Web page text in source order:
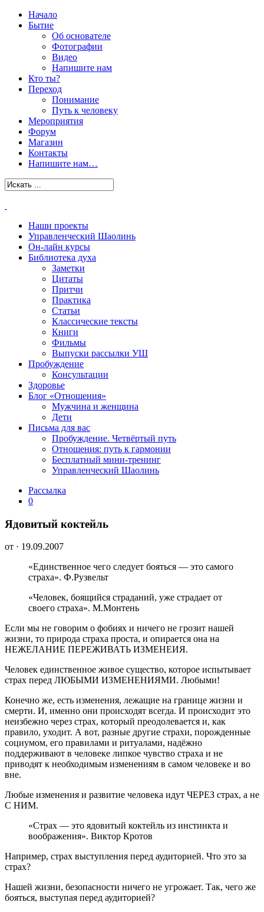
Начало
Бытие
Об основателе
Фотографии
Видео
Напишите нам
Кто ты?
Переход
Понимание
Путь к человеку
Мероприятия
Форум
Магазин
Контакты
Напишите нам…
Наши проекты
Управленческий Шаолинь
Он-лайн курсы
Библиотека духа
Заметки
Цитаты
Притчи
Практика
Статьи
Классические тексты
Книги
Фильмы
Выпуски рассылки УШ
Пробуждение
Консультации
Здоровье
Блог «Отношения»
Мужчина и женщина
Дети
Письма для вас
Пробуждение. Четвёртый путь
Отношения: путь к гармонии
Бесплатный мини-тренинг
Управленческий Шаолинь
Рассылка
0
Ядовитый коктейль
от · 19.09.2007
«Единственное чего следует бояться — это самого
страха». Ф.Рузвельт
«Человек, боящийся страданий, уже страдает от
своего страха». М.Монтень
Если мы не говорим о фобиях и ничего не грозит нашей
жизни, то природа страха проста, и опирается она на
НЕЖЕЛАНИЕ ПЕРЕЖИВАТЬ ИЗМЕНЕИЯ.
Человек единственное живое существо, которое испытывает
страх перед ЛЮБЫМИ ИЗМЕНЕНИЯМИ. Любыми!
Конечно же, есть изменения, лежащие на границе жизни и
смерти. И, именно они происходят всегда. И происходит это
неизбежно через страх, который преодолевается и, как
правило, уходит. А вот, разные другие страхи, порожденные
социумом, его правилами и ритуалами, надёжно
поддерживают в человеке липкое чувство страха и не
приводят к необходимым изменениям в самом человеке и во
вне.
Любые изменения и развитие человека идут ЧЕРЕЗ страх, а не
С НИМ.
«Страх — это ядовитый коктейль из инстинкта и
воображения». Виктор Кротов
Например, страх выступления перед аудиторией. Что это за
страх?
Нашей жизни, безопасности ничего не угрожает. Так, чего же
бояться, выступая перед аудиторией?